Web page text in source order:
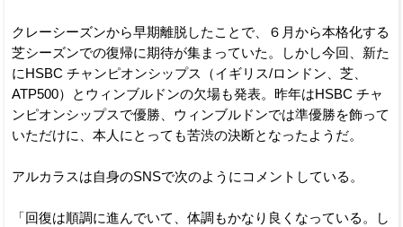
クレーシーズンから早期離脱したことで、６月から本格化する
芝シーズンでの復帰に期待が集まっていた。しかし今回、新た
にHSBC チャンピオンシップス（イギリス/ロンドン、芝、
ATP500）とウィンブルドンの欠場も発表。昨年はHSBC チャ
ンピオンシップスで優勝、ウィンブルドンでは準優勝を飾って
いただけに、本人にとっても苦渋の決断となったようだ。
アルカラスは自身のSNSで次のようにコメントしている。
「回復は順調に進んでいて、体調もかなり良くなっている。し